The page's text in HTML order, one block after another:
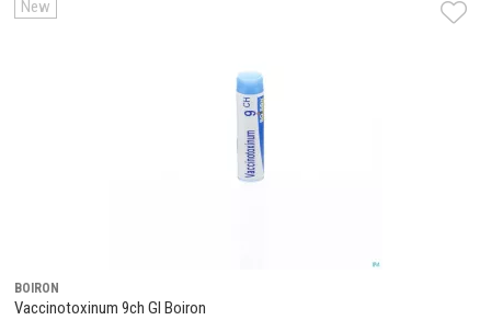
New
BOIRON
Vaccinotoxinum 9ch Gl Boiron